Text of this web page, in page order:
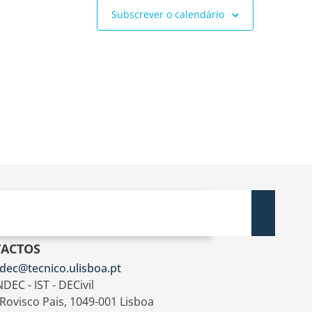
Subscrever o calendário
- IST - DECivil
Pais, 1049-001 Lisboa